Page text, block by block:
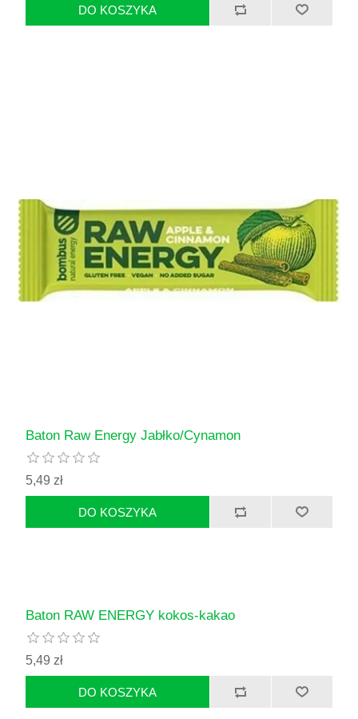
Baton Raw Energy Jabłko/Cynamon
5,49 zł
Baton RAW ENERGY kokos-kakao
5,49 zł